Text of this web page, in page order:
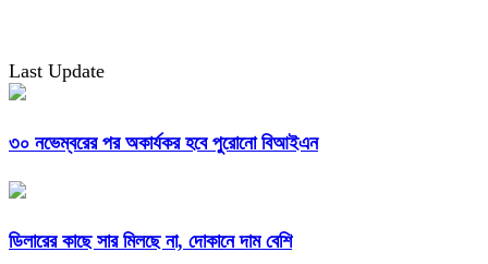
Last Update
৩০ নভেম্বরের পর অকার্যকর হবে পুরোনো বিআইএন
ডিলারের কাছে সার মিলছে না, দোকানে দাম বেশি